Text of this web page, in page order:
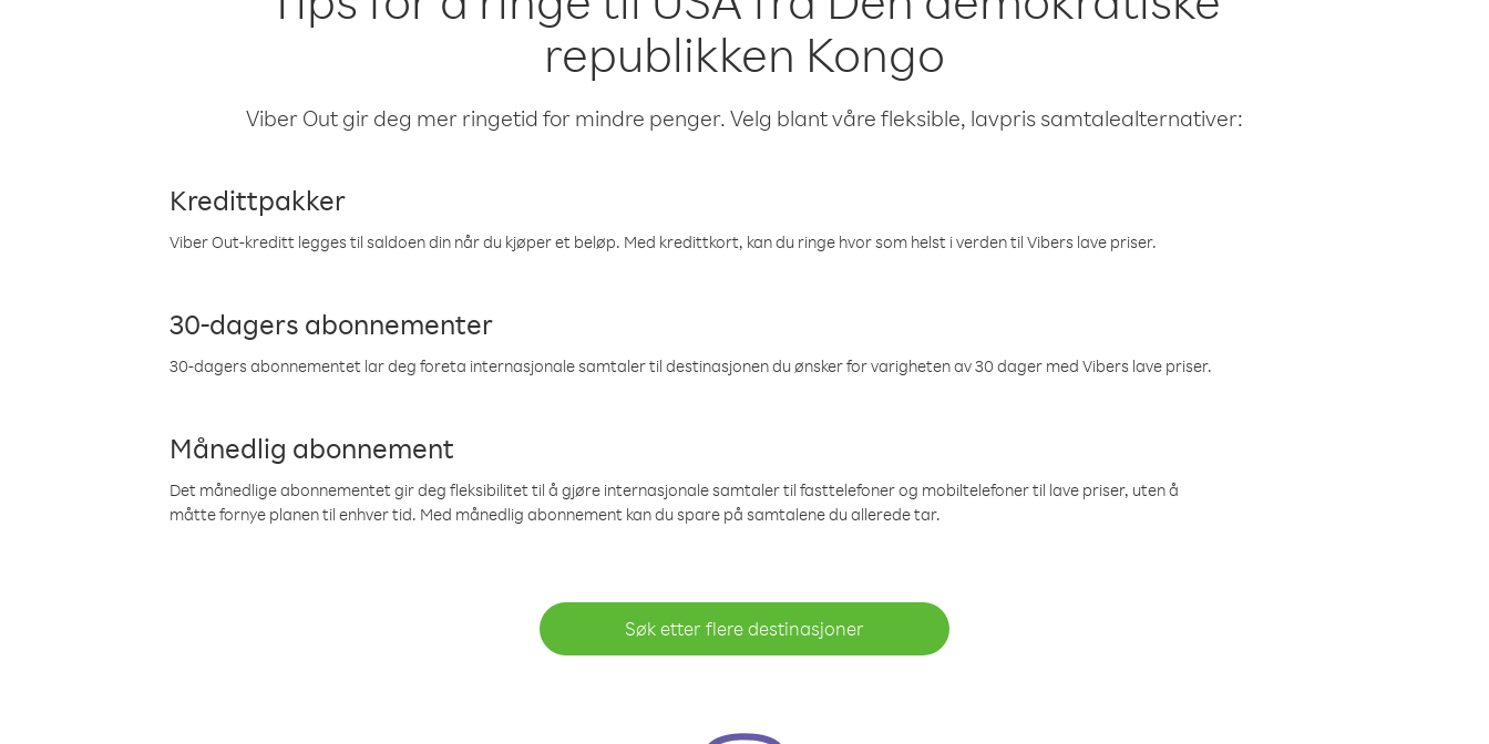
republikken Kongo
Viber Out gir deg mer ringetid for mindre penger. Velg blant våre fleksible, lavpris samtalealternativer:
Kredittpakker
Viber Out-kreditt legges til saldoen din når du kjøper et beløp. Med kredittkort, kan du ringe hvor som helst i verden til Vibers lave priser.
30-dagers abonnementer
30-dagers abonnementet lar deg foreta internasjonale samtaler til destinasjonen du ønsker for varigheten av 30 dager med Vibers lave priser.
Månedlig abonnement
Det månedlige abonnementet gir deg fleksibilitet til å gjøre internasjonale samtaler til fasttelefoner og mobiltelefoner til lave priser, uten å
måtte fornye planen til enhver tid. Med månedlig abonnement kan du spare på samtalene du allerede tar.
Søk etter flere destinasjoner